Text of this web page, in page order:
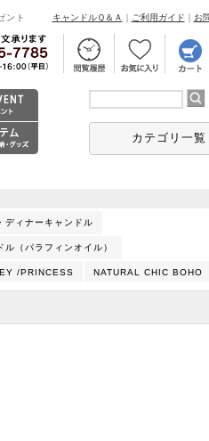
ント キャンドルＱ＆Ａ ｜ ご利用ガイド ｜ お
カテゴリ一覧
ディナーキャンドル
ル（パラフィンオイル）
/PRINCESS NATURAL CHIC BOHO